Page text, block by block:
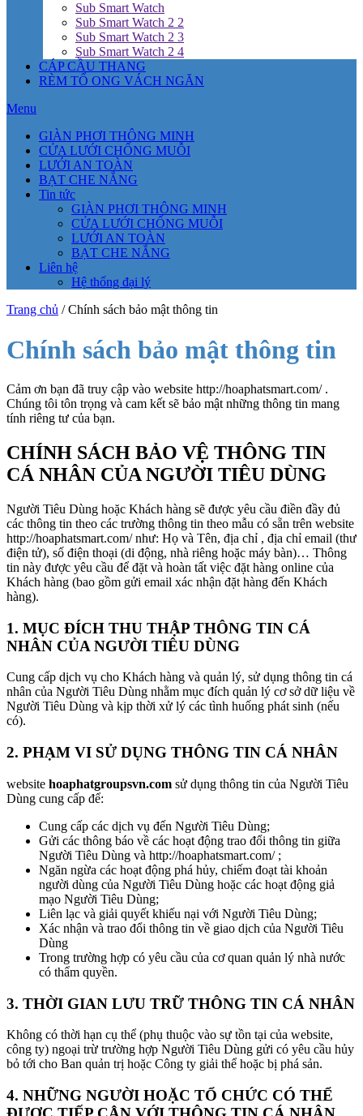
Sub Smart Watch
Sub Smart Watch 2 2
Sub Smart Watch 2 3
Sub Smart Watch 2 4
CÁP CẦU THANG
RÈM TỔ ONG VÁCH NGĂN
Menu
GIÀN PHƠI THÔNG MINH
CỬA LƯỚI CHỐNG MUỖI
LƯỚI AN TOÀN
BẠT CHE NẮNG
Tin tức
GIÀN PHƠI THÔNG MINH
CỬA LƯỚI CHỐNG MUỖI
LƯỚI AN TOÀN
BẠT CHE NẮNG
Liên hệ
Hệ thống đại lý
Trang chủ /Chính sách bảo mật thông tin
Chính sách bảo mật thông tin
Cảm ơn bạn đã truy cập vào website http://hoaphatsmart.com/ .
Chúng tôi tôn trọng và cam kết sẽ bảo mật những thông tin mang
tính riêng tư của bạn.
CHÍNH SÁCH BẢO VỆ THÔNG TIN
CÁ NHÂN CỦA NGƯỜI TIÊU DÙNG
Người Tiêu Dùng hoặc Khách hàng sẽ được yêu cầu điền đầy đủ
các thông tin theo các trường thông tin theo mẫu có sẵn trên website
http://hoaphatsmart.com/ như: Họ và Tên, địa chỉ , địa chỉ email (thư
điện tử), số điện thoại (di động, nhà riêng hoặc máy bàn)… Thông
tin này được yêu cầu để đặt và hoàn tất việc đặt hàng online của
Khách hàng (bao gồm gửi email xác nhận đặt hàng đến Khách
hàng).
1. MỤC ĐÍCH THU THẬP THÔNG TIN CÁ
NHÂN CỦA NGƯỜI TIÊU DÙNG
Cung cấp dịch vụ cho Khách hàng và quản lý, sử dụng thông tin cá
nhân của Người Tiêu Dùng nhằm mục đích quản lý cơ sở dữ liệu về
Người Tiêu Dùng và kịp thời xử lý các tình huống phát sinh (nếu
có).
2. PHẠM VI SỬ DỤNG THÔNG TIN CÁ NHÂN
website hoaphatgroupsvn.com sử dụng thông tin của Người Tiêu
Dùng cung cấp để:
Cung cấp các dịch vụ đến Người Tiêu Dùng;
Gửi các thông báo về các hoạt động trao đổi thông tin giữa
Người Tiêu Dùng và http://hoaphatsmart.com/ ;
Ngăn ngừa các hoạt động phá hủy, chiếm đoạt tài khoản
người dùng của Người Tiêu Dùng hoặc các hoạt động giả
mạo Người Tiêu Dùng;
Liên lạc và giải quyết khiếu nại với Người Tiêu Dùng;
Xác nhận và trao đổi thông tin về giao dịch của Người Tiêu
Dùng
Trong trường hợp có yêu cầu của cơ quan quản lý nhà nước
có thẩm quyền.
3. THỜI GIAN LƯU TRỮ THÔNG TIN CÁ NHÂN
Không có thời hạn cụ thể (phụ thuộc vào sự tồn tại của website,
công ty) ngoại trừ trường hợp Người Tiêu Dùng gửi có yêu cầu hủy
bỏ tới cho Ban quản trị hoặc Công ty giải thể hoặc bị phá sản.
4. NHỮNG NGƯỜI HOẶC TỔ CHỨC CÓ THỂ